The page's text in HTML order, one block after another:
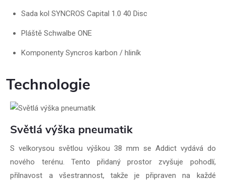
Sada kol SYNCROS Capital 1.0 40 Disc
Pláště Schwalbe ONE
Komponenty Syncros karbon / hliník
Technologie
Světlá výška pneumatik
S velkorysou světlou výškou 38 mm se Addict vydává do
nového terénu. Tento přidaný prostor zvyšuje pohodlí,
přilnavost a všestrannost, takže je připraven na každé